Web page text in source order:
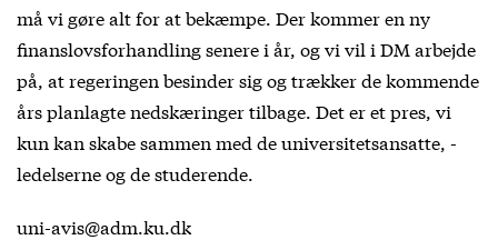
må vi gøre alt for at bekæmpe. Der kommer en ny
finanslovsforhandling senere i år, og vi vil i DM arbejde
på, at regeringen besinder sig og trækker de kommende
års planlagte nedskæringer tilbage. Det er et pres, vi
kun kan skabe sammen med de universitetsansatte, -
ledelserne og de studerende.
uni-avis@adm.ku.dk